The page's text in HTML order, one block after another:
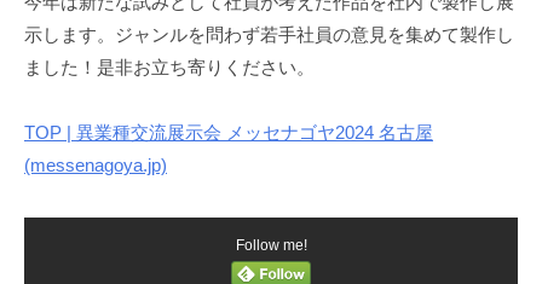
示します。ジャンルを問わず若手社員の意見を集めて製作し
ました！是非お立ち寄りください。
TOP | 異業種交流展示会 メッセナゴヤ2024 名古屋
(messenagoya.jp)
Follow me!